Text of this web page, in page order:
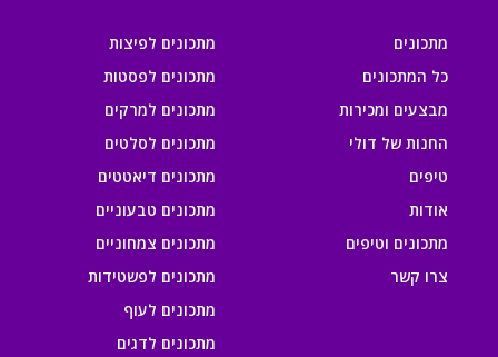
מתכונים
כל המתכונים
מבצעים ומכירות
החנות של דולי
טיפים
אודות
מתכונים וטיפים
צרו קשר
מתכונים לפיצות
מתכונים לפסטות
מתכונים למרקים
מתכונים לסלטים
מתכונים דיאטטים
מתכונים טבעוניים
מתכונים צמחוניים
מתכונים לפשטידות
מתכונים לעוף
מתכונים לדגים